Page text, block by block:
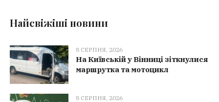
Найсвіжіші новини
8 СЕРПНЯ, 2026
На Київській у Вінниці зіткнулися
маршрутка та мотоцикл
8 СЕРПНЯ, 2026